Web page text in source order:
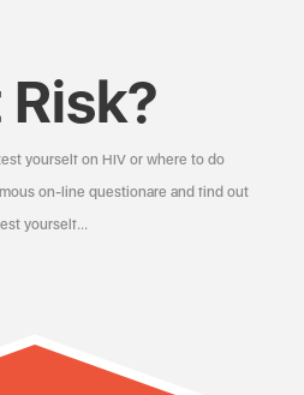
yourself on HIV or where to do
on-line questionare and find out
yourself…